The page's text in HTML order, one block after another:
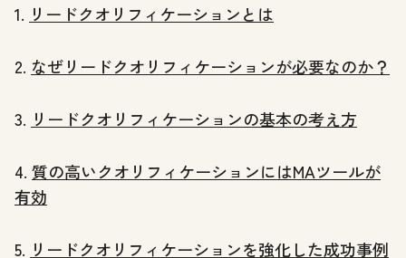
1. リードクオリフィケーションとは
2. なぜリードクオリフィケーションが必要なのか？
3. リードクオリフィケーションの基本の考え方
4. 質の高いクオリフィケーションにはMAツールが
有効
5. リードクオリフィケーションを強化した成功事例